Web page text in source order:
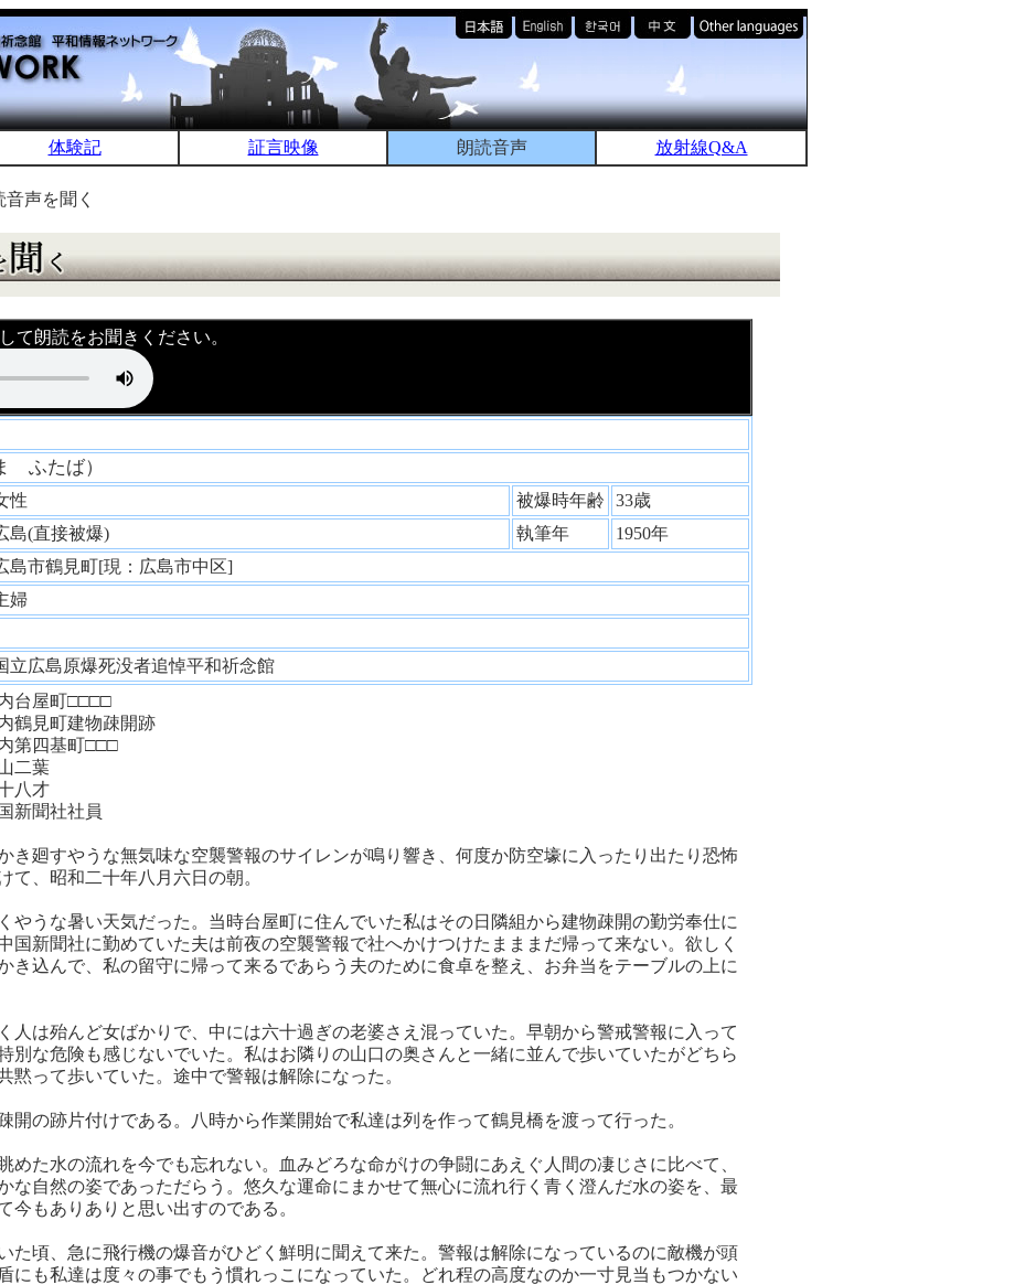
体験記 証言映像 朗読音声 放射線Q&A
音声を聞く
て朗読をお聞きください。
ま ふたば）
性 被爆時年齢
33歳
島(直接被爆) 執筆年
1950年
島市鶴見町[現：広島市中区]
婦
立広島原爆死没者追悼平和祈念館
台屋町□□□□
見町建物疎開跡
四基町□□□
葉
才
社社員
き廻すやうな無気味な空襲警報のサイレンが鳴り響き、何度か防空壕に入ったり出たり恐怖
て、昭和二十年八月六日の朝。
やうな暑い天気だった。当時台屋町に住んでいた私はその日隣組から建物疎開の勤労奉仕に
国新聞社に勤めていた夫は前夜の空襲警報で社へかけつけたまままだ帰って来ない。欲しく
き込んで、私の留守に帰って来るであらう夫のために食卓を整え、お弁当をテーブルの上に
人は殆んど女ばかりで、中には六十過ぎの老婆さえ混っていた。早朝から警戒警報に入って
別な危険も感じないでいた。私はお隣りの山口の奥さんと一緒に並んで歩いていたがどちら
黙って歩いていた。途中で警報は解除になった。
開の跡片付けである。八時から作業開始で私達は列を作って鶴見橋を渡って行った。
めた水の流れを今でも忘れない。血みどろな命がけの争闘にあえぐ人間の凄じさに比べて、
な自然の姿であっただらう。悠久な運命にまかせて無心に流れ行く青く澄んだ水の姿を、最
今もありありと思い出すのである。
た頃、急に飛行機の爆音がひどく鮮明に聞えて来た。警報は解除になっているのに敵機が頭
にも私達は度々の事でもう慣れっこになっていた。どれ程の高度なのか一寸見当もつかない